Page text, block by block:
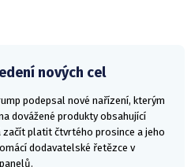
nových cel
podepsal nové nařízení, kterým
dovážené produkty obsahující
platit čtvrtého prosince a jeho
dodavatelské řetězce v